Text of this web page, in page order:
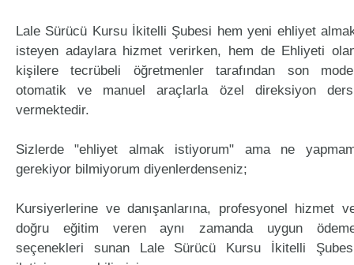
Lale Sürücü Kursu İkitelli Şubesi hem yeni ehliyet
isteyen adaylara hizmet verirken, hem de Ehliyeti
kişilere tecrübeli öğretmenler tarafından son
otomatik ve manuel araçlarla özel direksiyon
vermektedir.
Sizlerde "ehliyet almak istiyorum" ama ne
gerekiyor bilmiyorum diyenlerdenseniz;
Kursiyerlerine ve danışanlarına, profesyonel hizmet
doğru eğitim veren aynı zamanda uygun
seçenekleri sunan Lale Sürücü Kursu İkitelli